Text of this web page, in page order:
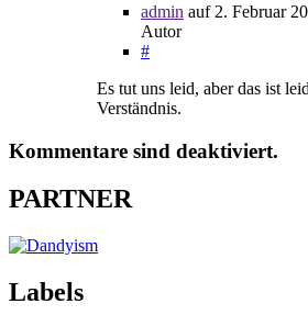
admin auf 2. Februar
Autor
#
Es tut uns leid, aber das ist
Verständnis.
Kommentare sind deaktiviert.
PARTNER
Labels